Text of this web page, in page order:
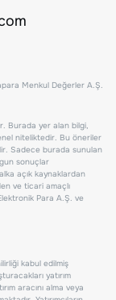
Menkul Değerler A.Ş.
Burada yer alan bilgi,
niteliktedir. Bu öneriler
Sadece burada sunulan
sonuçlar
açık kaynaklardan
ve ticari amaçlı
Para A.Ş. ve
kabul edilmiş
yatırım
aracını alma veya